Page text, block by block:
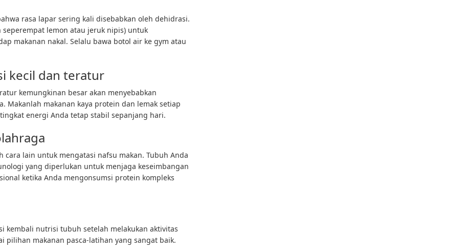
rasa lapar sering kali disebabkan oleh dehidrasi.
lemon atau jeruk nipis) untuk
makanan nakal. Selalu bawa botol air ke gym atau
kecil dan teratur
kemungkinan besar akan menyebabkan
Makanlah makanan kaya protein dan lemak setiap
energi Anda tetap stabil sepanjang hari.
cara lain untuk mengatasi nafsu makan. Tubuh Anda
yang diperlukan untuk menjaga keseimbangan
ketika Anda mengonsumsi protein kompleks
kembali nutrisi tubuh setelah melakukan aktivitas
pilihan makanan pasca-latihan yang sangat baik.